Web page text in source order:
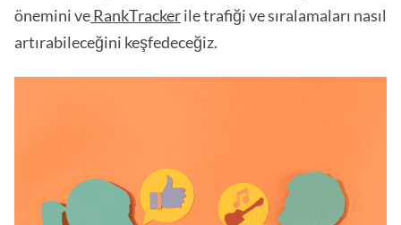
önemini veRankTrackerile trafiği ve sıralamaları nasıl
artırabileceğini keşfedeceğiz.